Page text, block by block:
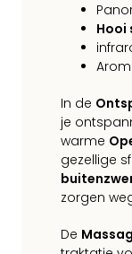
Hooi
In de
je
warme
gezellige
zorgen
De